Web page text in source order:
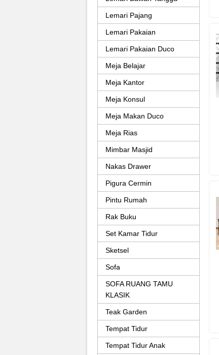
Lemari Pajang
Lemari Pakaian
Lemari Pakaian Duco
Meja Belajar
Meja Kantor
Meja Konsul
Meja Makan Duco
Meja Rias
Mimbar Masjid
Nakas Drawer
Pigura Cermin
Pintu Rumah
Rak Buku
Set Kamar Tidur
Sketsel
Sofa
SOFA RUANG TAMU
KLASIK
Teak Garden
Tempat Tidur
Tempat Tidur Anak